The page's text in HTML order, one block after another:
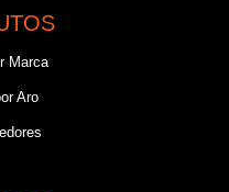
Marca
Aro